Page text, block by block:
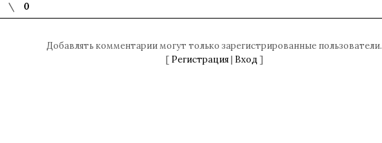
0
Добавлять комментарии могут только зарегистрированные пользователи.
[ Регистрация| Вход ]